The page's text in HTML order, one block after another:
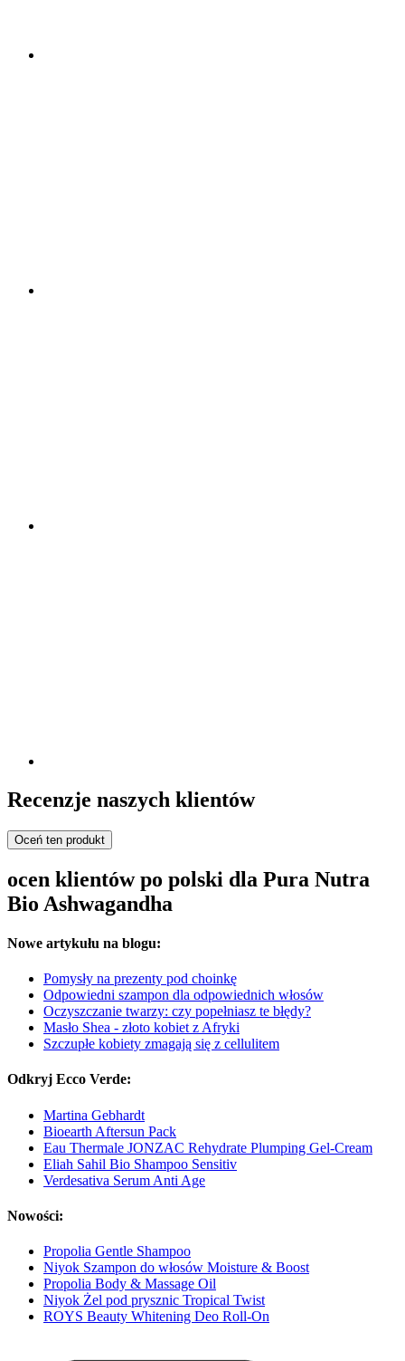
Recenzje naszych klientów
Oceń ten produkt
ocen klientów po polski dla Pura Nutra
Bio Ashwagandha
Nowe artykułu na blogu:
Pomysły na prezenty pod choinkę
Odpowiedni szampon dla odpowiednich włosów
Oczyszczanie twarzy: czy popełniasz te błędy?
Masło Shea - złoto kobiet z Afryki
Szczupłe kobiety zmagają się z cellulitem
Odkryj Ecco Verde:
Martina Gebhardt
Bioearth Aftersun Pack
Eau Thermale JONZAC Rehydrate Plumping Gel-Cream
Eliah Sahil Bio Shampoo Sensitiv
Verdesativa Serum Anti Age
Nowości:
Propolia Gentle Shampoo
Niyok Szampon do włosów Moisture & Boost
Propolia Body & Massage Oil
Niyok Żel pod prysznic Tropical Twist
ROYS Beauty Whitening Deo Roll-On